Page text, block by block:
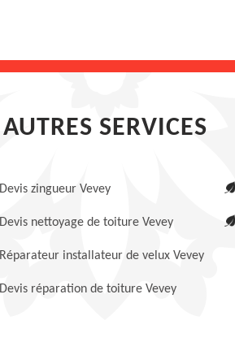
AUTRES SERVICES
Devis zingueur Vevey
Devis nettoyage de toiture Vevey
Réparateur installateur de velux Vevey
Devis réparation de toiture Vevey